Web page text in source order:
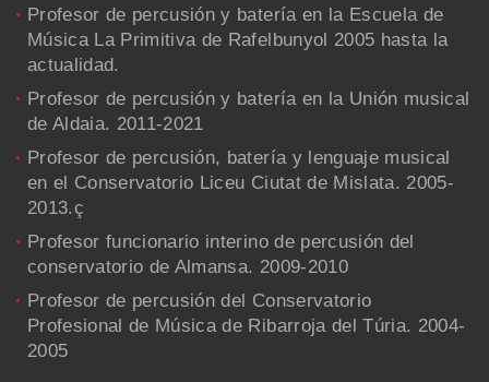
Profesor de percusión y batería en la Escuela de
Música La Primitiva de Rafelbunyol 2005 hasta la
actualidad.
Profesor de percusión y batería en la Unión musical
de Aldaia. 2011-2021
Profesor de percusión, batería y lenguaje musical
en el Conservatorio Liceu Ciutat de Mislata. 2005-
2013.ç
Profesor funcionario interino de percusión del
conservatorio de Almansa. 2009-2010
Profesor de percusión del Conservatorio
Profesional de Música de Ribarroja del Túria. 2004-
2005